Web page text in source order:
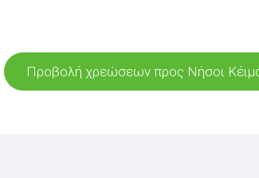
Προβολή χρεώσεων προς Νήσοι